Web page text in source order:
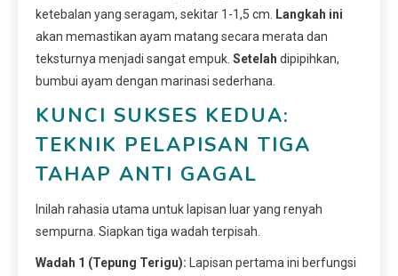
ketebalan yang seragam, sekitar 1-1,5 cm.
Langkah ini
akan memastikan ayam matang secara merata dan
teksturnya menjadi sangat empuk. Setelah dipipihkan,
bumbui ayam dengan marinasi sederhana.
KUNCI SUKSES KEDUA:
TEKNIK PELAPISAN TIGA
TAHAP ANTI GAGAL
Inilah rahasia utama untuk lapisan luar yang renyah
sempurna. Siapkan tiga wadah terpisah.
Wadah 1 (Tepung Terigu): Lapisan pertama ini berfungsi